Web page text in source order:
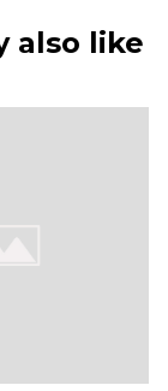
also like